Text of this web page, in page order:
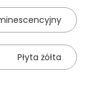
Płyta żółta